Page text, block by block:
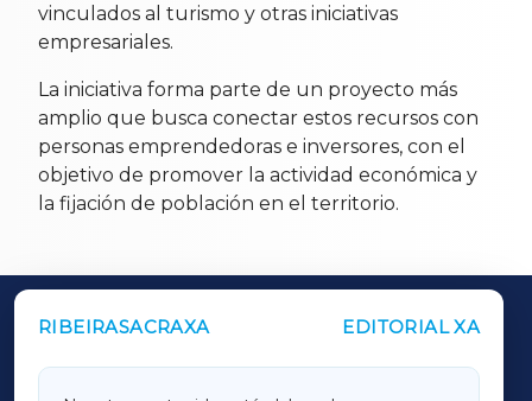
vinculados al turismo y otras iniciativas
empresariales.
La iniciativa forma parte de un proyecto más
amplio que busca conectar estos recursos con
personas emprendedoras e inversores, con el
objetivo de promover la actividad económica y
la fijación de población en el territorio.
RIBEIRASACRAXA EDITORIAL XA
OUTROS PERIÓDICOS